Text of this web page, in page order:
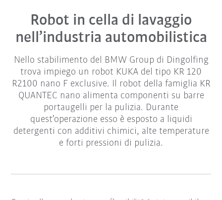
Robot in cella di lavaggio
nell’industria automobilistica
Nello stabilimento del BMW Group di Dingolfing
trova impiego un robot KUKA del tipo KR 120
R2100 nano F exclusive. Il robot della famiglia KR
QUANTEC nano alimenta componenti su barre
portaugelli per la pulizia. Durante
quest’operazione esso è esposto a liquidi
detergenti con additivi chimici, alte temperature
e forti pressioni di pulizia.